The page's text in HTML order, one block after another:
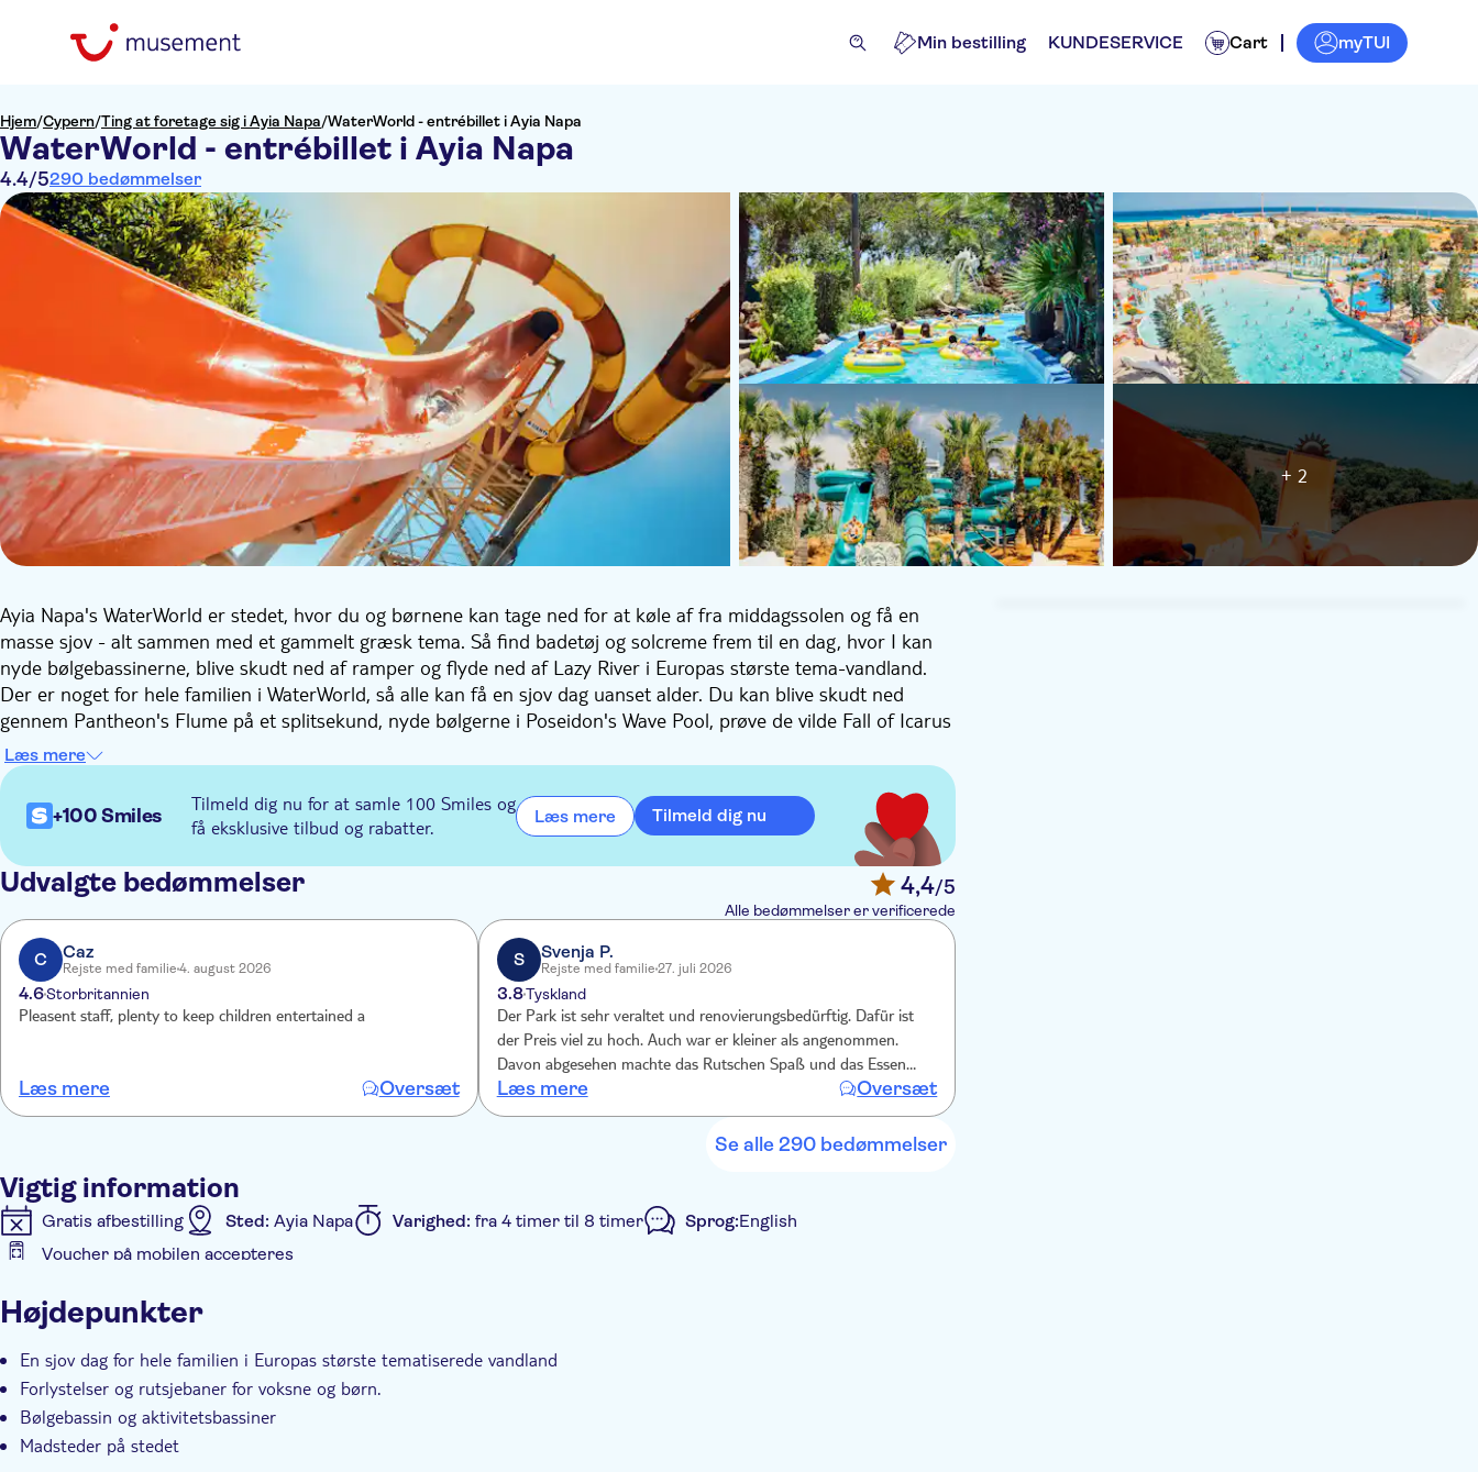
Min bestilling KUNDESERVICE Cart myTUI
Hjem/Cypern/Ting at foretage sig i Ayia Napa/WaterWorld - entrébillet i Ayia Napa
WaterWorld - entrébillet i Ayia Napa
4.4/5290 bedømmelser
+ 2
Ayia Napa's WaterWorld er stedet, hvor du og børnene kan tage ned for at køle af fra middagssolen og få en
masse sjov - alt sammen med et gammelt græsk tema. Så find badetøj og solcreme frem til en dag, hvor I kan
nyde bølgebassinerne, blive skudt ned af ramper og flyde ned af Lazy River i Europas største tema-vandland.
Der er noget for hele familien i WaterWorld, så alle kan få en sjov dag uanset alder. Du kan blive skudt ned
gennem Pantheon's Flume på et splitsekund, nyde bølgerne i Poseidon's Wave Pool, prøve de vilde Fall of Icarus
og Drop to Atlantis, og sno dig ned af Serpentine Slides.
Hvis det ikke skal være så vildt, kan du benytte Pegasus Pool, og der er også masser af baner til de yngre. I
parken er der også en restaurant, barer, isbarer og fast food-butikker, der passer til alles smag, så du kan holde
energiniveauet oppe til dit næste vandeventyr.
Læs mere
+100 Smiles
Tilmeld dig nu for at samle 100 Smiles og
få eksklusive tilbud og rabatter.
Læs mere Tilmeld dig nu
Udvalgte bedømmelser 4,4/5
Alle bedømmelser er verificerede
C Caz
Rejste med familie 4. august 2026
4.6Storbritannien
Pleasent staff, plenty to keep children entertained a
Læs mere Oversæt
S Svenja P.
Rejste med familie27. juli 2026
3.8Tyskland
Der Park ist sehr veraltet und renovierungsbedürftig. Dafür ist
der Preis viel zu hoch. Auch war er kleiner als angenommen.
Davon abgesehen machte das Rutschen Spaß und das Essen
hatte eine erstaunlich gute Qualität und Geschmack.
Læs mere Oversæt
Se alle 290 bedømmelser
Vigtig information
Gratis afbestilling Sted: Ayia Napa Varighed: fra 4 timer til 8 timer Sprog:English
Voucher på mobilen accepteres
Entréudgifter er Inkluderet
Højdepunkter
En sjov dag for hele familien i Europas største tematiserede vandland
Forlystelser og rutsjebaner for voksne og børn.
Bølgebassin og aktivitetsbassiner
Madsteder på stedet